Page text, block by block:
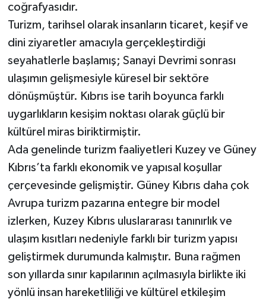
coğrafyasıdır.
Turizm, tarihsel olarak insanların ticaret, keşif ve
dini ziyaretler amacıyla gerçekleştirdiği
seyahatlerle başlamış; Sanayi Devrimi sonrası
ulaşımın gelişmesiyle küresel bir sektöre
dönüşmüştür. Kıbrıs ise tarih boyunca farklı
uygarlıkların kesişim noktası olarak güçlü bir
kültürel miras biriktirmiştir.
Ada genelinde turizm faaliyetleri Kuzey ve Güney
Kıbrıs’ta farklı ekonomik ve yapısal koşullar
çerçevesinde gelişmiştir. Güney Kıbrıs daha çok
Avrupa turizm pazarına entegre bir model
izlerken, Kuzey Kıbrıs uluslararası tanınırlık ve
ulaşım kısıtları nedeniyle farklı bir turizm yapısı
geliştirmek durumunda kalmıştır. Buna rağmen
son yıllarda sınır kapılarının açılmasıyla birlikte iki
yönlü insan hareketliliği ve kültürel etkileşim